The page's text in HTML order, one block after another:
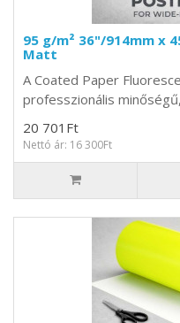
95 g/m² 36"/914mm x
Matt
A Coated Paper
professzionális
20 701Ft
Nettó ár: 16 300Ft